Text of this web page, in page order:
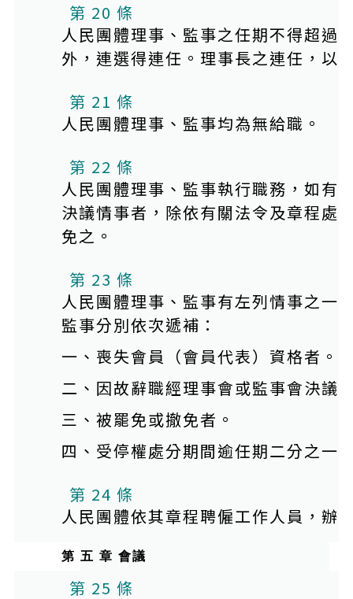
第 20 條
人民團體理事、監事之任期不得超過
外，連選得連任。理事長之連任，以
第 21 條
人民團體理事、監事均為無給職。
第 22 條
人民團體理事、監事執行職務，如有
決議情事者，除依有關法令及章程處
免之。
第 23 條
人民團體理事、監事有左列情事之一
監事分別依次遞補：
一、喪失會員（會員代表）資格者。
二、因故辭職經理事會或監事會決議
三、被罷免或撤免者。
四、受停權處分期間逾任期二分之一
第 24 條
人民團體依其章程聘僱工作人員，辦
第 五 章 會議
第 25 條